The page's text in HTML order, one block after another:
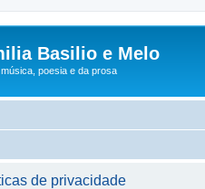
Basilio e Melo
poesia e da prosa
de privacidade